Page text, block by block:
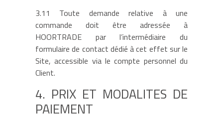
3.11 Toute demande relative à une
commande doit être adressée à
HOORTRADE par l’intermédiaire du
formulaire de contact dédié à cet effet sur le
Site, accessible via le compte personnel du
Client.
4. PRIX ET MODALITES DE
PAIEMENT